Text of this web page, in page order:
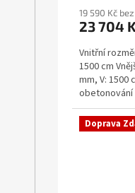
19 590 Kč
23 704
Vnitřní
1500 cm
mm, V: 1500
obetonování
Doprava